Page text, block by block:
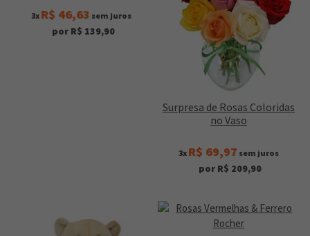
3x R$ 46,63 sem juros
por R$ 139,90
Surpresa de Rosas Coloridas
no Vaso
3x R$ 69,97 sem juros
por R$ 209,90